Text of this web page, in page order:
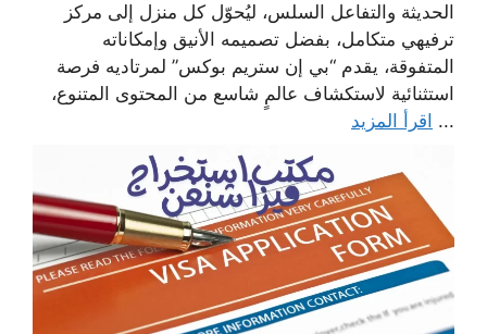
الحديثة والتفاعل السلس، ليُحوّل كل منزل إلى مركز
ترفيهي متكامل، بفضل تصميمه الأنيق وإمكاناته
المتفوقة، يقدم “بي إن ستريم بوكس” لمرتاديه فرصة
استثنائية لاستكشاف عالمٍ شاسع من المحتوى المتنوع،
... اقرأ المزيد